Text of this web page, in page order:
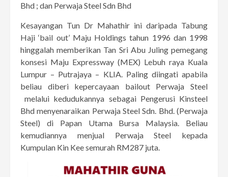
Bhd ; dan Perwaja Steel Sdn Bhd
Kesayangan Tun Dr Mahathir ini daripada Tabung
Haji ‘bail out’ Maju Holdings tahun 1996 dan 1998
hinggalah memberikan Tan Sri Abu Juling pemegang
konsesi Maju Expressway (MEX) Lebuh raya Kuala
Lumpur – Putrajaya – KLIA. Paling diingati apabila
beliau diberi kepercayaan bailout Perwaja Steel
melalui kedudukannya sebagai Pengerusi Kinsteel
Bhd menyenaraikan Perwaja Steel Sdn. Bhd. (Perwaja
Steel) di Papan Utama Bursa Malaysia. Beliau
kemudiannya menjual Perwaja Steel kepada
Kumpulan Kin Kee semurah RM287 juta.